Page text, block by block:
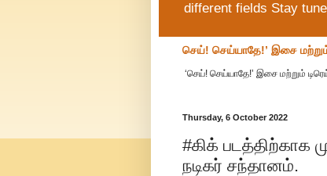
different fields Stay
செய்! செய்யாதே!’ இசை மற்றும்
‘செய்! செய்யாதே!’ இசை மற்றும்
Thursday, 6 October 2022
#கிக் படத்திற்காக
நடிகர் சந்தானம்.